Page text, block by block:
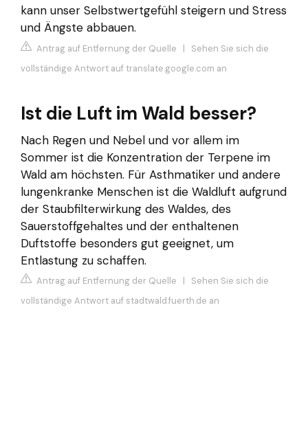
kann unser Selbstwertgefühl steigern und Stress
und Ängste abbauen.
Antrag auf Entfernung der Quelle | Sehen Sie sich die
vollständige Antwort auf translate.google.com an
Ist die Luft im Wald besser?
Nach Regen und Nebel und vor allem im
Sommer ist die Konzentration der Terpene im
Wald am höchsten. Für Asthmatiker und andere
lungenkranke Menschen ist die Waldluft aufgrund
der Staubfilterwirkung des Waldes, des
Sauerstoffgehaltes und der enthaltenen
Duftstoffe besonders gut geeignet, um
Entlastung zu schaffen.
Antrag auf Entfernung der Quelle | Sehen Sie sich die
vollständige Antwort auf stadtwald.fuerth.de an